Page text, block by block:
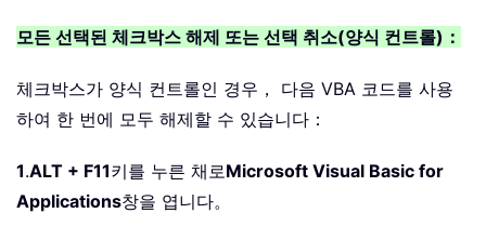
모든 선택된 체크박스 해제 또는 선택 취소(양식 컨트롤)：
체크박스가 양식 컨트롤인 경우， 다음 VBA 코드를 사용
하여 한 번에 모두 해제할 수 있습니다：
1.ALT + F11키를 누른 채로Microsoft Visual Basic for
Applications창을 엽니다。